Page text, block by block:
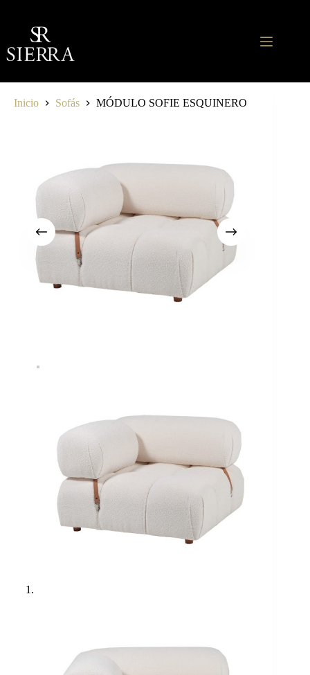
contenido
Inicio Sofás MÓDULO SOFIE ESQUINERO